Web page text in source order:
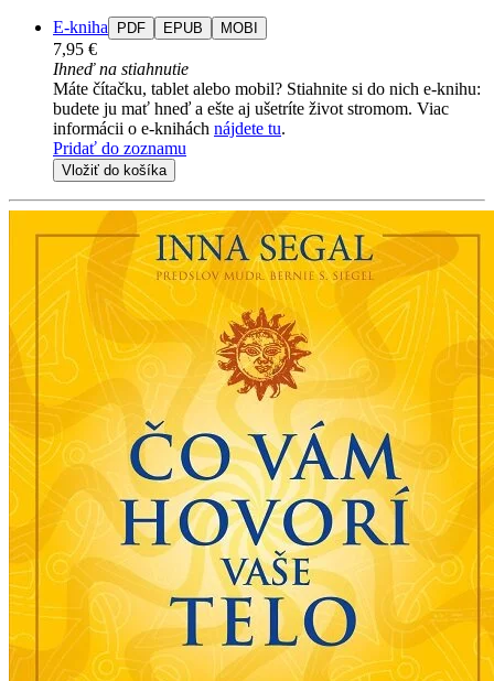
E-kniha PDF EPUB MOBI
7,95 €
Ihneď na stiahnutie
Máte čítačku, tablet alebo mobil? Stiahnite si do nich e-knihu:
budete ju mať hneď a ešte aj ušetríte život stromom. Viac
informácii o e-knihách nájdete tu.
Pridať do zoznamu
Vložiť do košíka